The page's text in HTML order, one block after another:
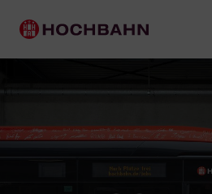
Hauptnavigation